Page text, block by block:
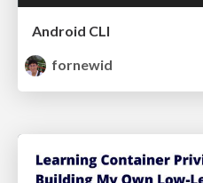
Android CLI
fornewid